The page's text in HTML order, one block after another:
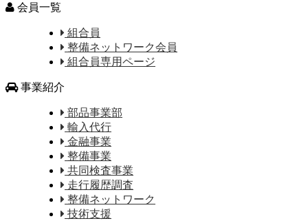
会員一覧
組合員
整備ネットワーク会員
組合員専用ページ
事業紹介
部品事業部
輸入代行
金融事業
整備事業
共同検査事業
走行履歴調査
整備ネットワーク
技術支援